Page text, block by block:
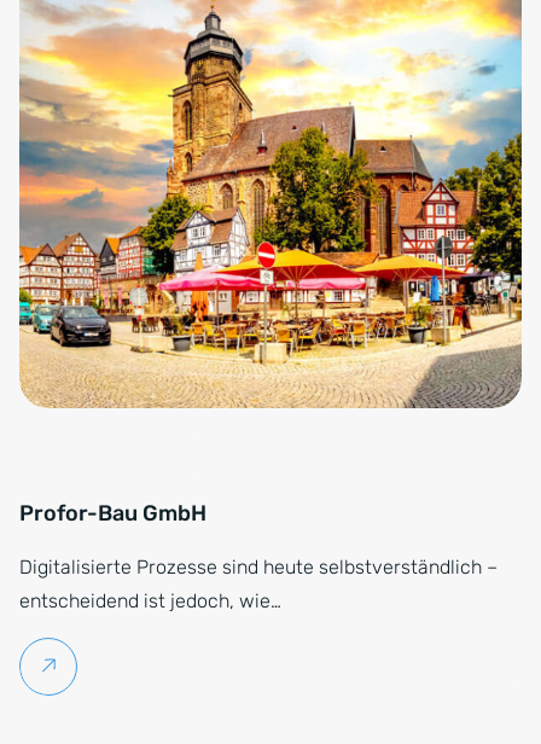
Profor-Bau GmbH
Digitalisierte Prozesse sind heute selbstverständlich –
entscheidend ist jedoch, wie…
Weiterlesen